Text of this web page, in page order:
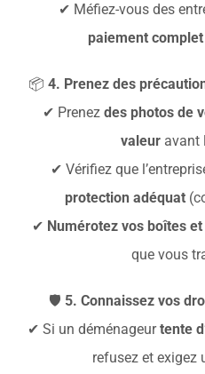
✔ Méfiez-vous des
paiement
📦 4. Prenez des
✔ Prenez des photos de
valeuravant
✔ Vérifiez que
protection adéquat
✔ Numérotez vos boîtes
que vous
🛡 5. Connaissez vos
✔ Si un déménageurtente
refusez et exigez